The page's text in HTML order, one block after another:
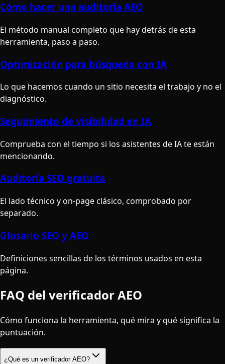
Cómo hacer una auditoría AEO
El método manual completo que hay detrás de esta
herramienta, paso a paso.
Optimización para búsqueda con IA
Lo que hacemos cuando un sitio necesita el trabajo y no el
diagnóstico.
Seguimiento de visibilidad en IA
Comprueba con el tiempo si los asistentes de IA te están
mencionando.
Auditoría SEO gratuita
El lado técnico y on-page clásico, comprobado por
separado.
Glosario SEO y AEO
Definiciones sencillas de los términos usados en esta
página.
FAQ del verificador AEO
Cómo funciona la herramienta, qué mira y qué significa la
puntuación.
¿Qué es un verificador AEO?